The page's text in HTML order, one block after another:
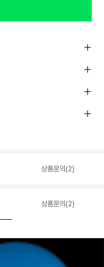
상품문의(2)
상품문의(2)